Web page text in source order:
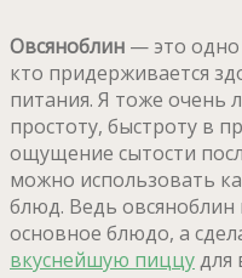
Овсяноблин — это
кто придерживается
питания. Я тоже очень
простоту, быстроту в
ощущение сытости
можно использовать
блюд. Ведь
основное блюдо, а
вкуснейшую пиццудля